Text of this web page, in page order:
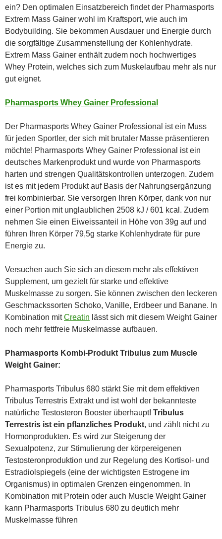
ein? Den optimalen Einsatzbereich findet der Pharmasports
Extrem Mass Gainer wohl im Kraftsport, wie auch im
Bodybuilding. Sie bekommen Ausdauer und Energie durch
die sorgfältige Zusammenstellung der Kohlenhydrate.
Extrem Mass Gainer enthält zudem noch hochwertiges
Whey Protein, welches sich zum Muskelaufbau mehr als nur
gut eignet.
Pharmasports Whey Gainer Professional
Der Pharmasports Whey Gainer Professional ist ein Muss
für jeden Sportler, der sich mit brutaler Masse präsentieren
möchte! Pharmasports Whey Gainer Professional ist ein
deutsches Markenprodukt und wurde von Pharmasports
harten und strengen Qualitätskontrollen unterzogen. Zudem
ist es mit jedem Produkt auf Basis der Nahrungsergänzung
frei kombinierbar. Sie versorgen Ihren Körper, dank von nur
einer Portion mit unglaublichen 2508 kJ / 601 kcal. Zudem
nehmen Sie einen Eiweissanteil in Höhe von 39g auf und
führen Ihren Körper 79,5g starke Kohlenhydrate für pure
Energie zu.
Versuchen auch Sie sich an diesem mehr als effektiven
Supplement, um gezielt für starke und effektive
Muskelmasse zu sorgen. Sie können zwischen den leckeren
Geschmackssorten Schoko, Vanille, Erdbeer und Banane. In
Kombination mitCreatin lässt sich mit diesem Weight Gainer
noch mehr fettfreie Muskelmasse aufbauen.
Pharmasports Kombi-Produkt Tribulus zum Muscle
Weight Gainer:
Pharmasports Tribulus 680 stärkt Sie mit dem effektiven
Tribulus Terrestris Extrakt und ist wohl der bekannteste
natürliche Testosteron Booster überhaupt! Tribulus
Terrestris ist ein pflanzliches Produkt, und zählt nicht zu
Hormonprodukten. Es wird zur Steigerung der
Sexualpotenz, zur Stimulierung der körpereigenen
Testosteronproduktion und zur Regelung des Kortisol- und
Estradiolspiegels (eine der wichtigsten Estrogene im
Organismus) in optimalen Grenzen eingenommen. In
Kombination mit Protein oder auch Muscle Weight Gainer
kann Pharmasports Tribulus 680 zu deutlich mehr
Muskelmasse führen